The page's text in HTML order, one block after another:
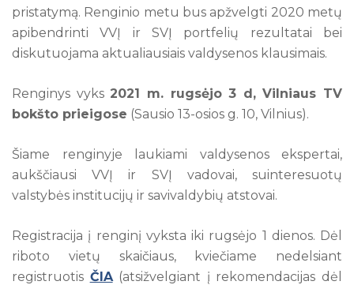
pristatymą. Renginio metu bus apžvelgti 2020 metų
apibendrinti VVĮ ir SVĮ portfelių rezultatai bei
diskutuojama aktualiausiais valdysenos klausimais.
Renginys vyks 2021 m. rugsėjo 3 d, Vilniaus TV
bokšto prieigose (Sausio 13-osios g. 10, Vilnius).
Šiame renginyje laukiami valdysenos ekspertai,
aukščiausi VVĮ ir SVĮ vadovai, suinteresuotų
valstybės institucijų ir savivaldybių atstovai.
Registracija į renginį vyksta iki rugsėjo 1 dienos. Dėl
riboto vietų skaičiaus, kviečiame nedelsiant
registruotis ČIA(atsižvelgiant į rekomendacijas dėl